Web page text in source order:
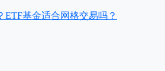
基金适合网格交易吗？